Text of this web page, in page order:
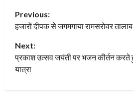
P
o
s
t
Previous:
हजारों दीपक से जगमगाया रामसरोवर तालाब
Next:
प्रकाश उत्सव जयंती पर भजन कीर्तन करते
यात्रा